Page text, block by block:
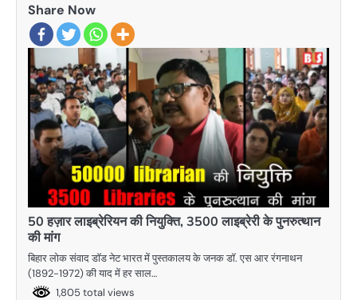
Share Now
50 हज़ार लाइब्रेरियन की नियुक्ति, 3500 लाइब्रेरी के पुनरुत्थान
की मांग
बिहार लोक संवाद डाॅड नेट भारत में पुस्तकालय के जनक डाॅ. एस आर रंगनाथन
(1892-1972) की याद में हर साल…
1,805 total views